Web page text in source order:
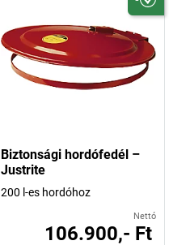
Biztonsági hordófedél –
Justrite
200 l-es hordóhoz
Nettó
106.900,- Ft